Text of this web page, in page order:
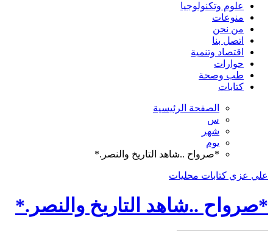
علوم وتكنولوجيا
منوعات
من نحن
اتصل بنا
اقتصاد وتنمية
حوارات
طب وصحة
كتابات
الصفحة الرئيسية
س
شهر
يوم
*صرواح ..شاهد التاريخ والنصر.*
علي عزي كتابات محليات
*صرواح ..شاهد التاريخ والنصر.*